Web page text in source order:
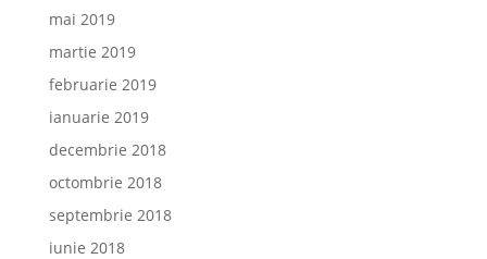
mai 2019
martie 2019
februarie 2019
ianuarie 2019
decembrie 2018
octombrie 2018
septembrie 2018
iunie 2018